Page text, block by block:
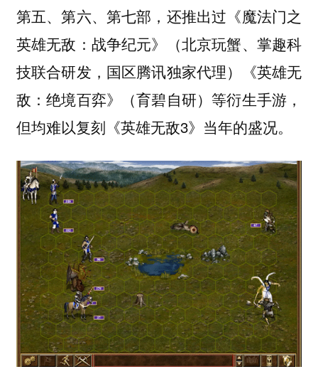
第五、第六、第七部，还推出过《魔法门之
英雄无敌：战争纪元》（北京玩蟹、掌趣科
技联合研发，国区腾讯独家代理）《英雄无
敌：绝境百弈》（育碧自研）等衍生手游，
但均难以复刻《英雄无敌3》当年的盛况。